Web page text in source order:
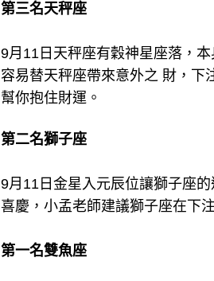
第三名天秤座
9月11日天秤座有穀神星座落，
容易替天秤座帶來意外之 財，下
幫你抱住財運。
第二名獅子座
9月11日金星入元辰位讓獅子座
喜慶，小孟老師建議獅子座在下
第一名雙魚座